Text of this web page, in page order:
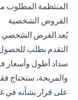
المنتظمة المطلوب
القروض الشخصية
يُعد القرض الشخصي
التقدم بطلب
سداد أطول وأسعار
والمريحة، ستحتاج
على قرار بشأنه في غضون